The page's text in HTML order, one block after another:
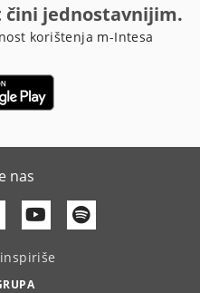
čini jednostavnijim.
korištenja m-Intesa
nas
Youtube